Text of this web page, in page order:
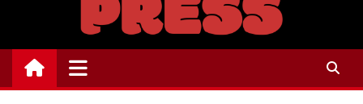
GigaPress.cz
Zpravodajství | Press info